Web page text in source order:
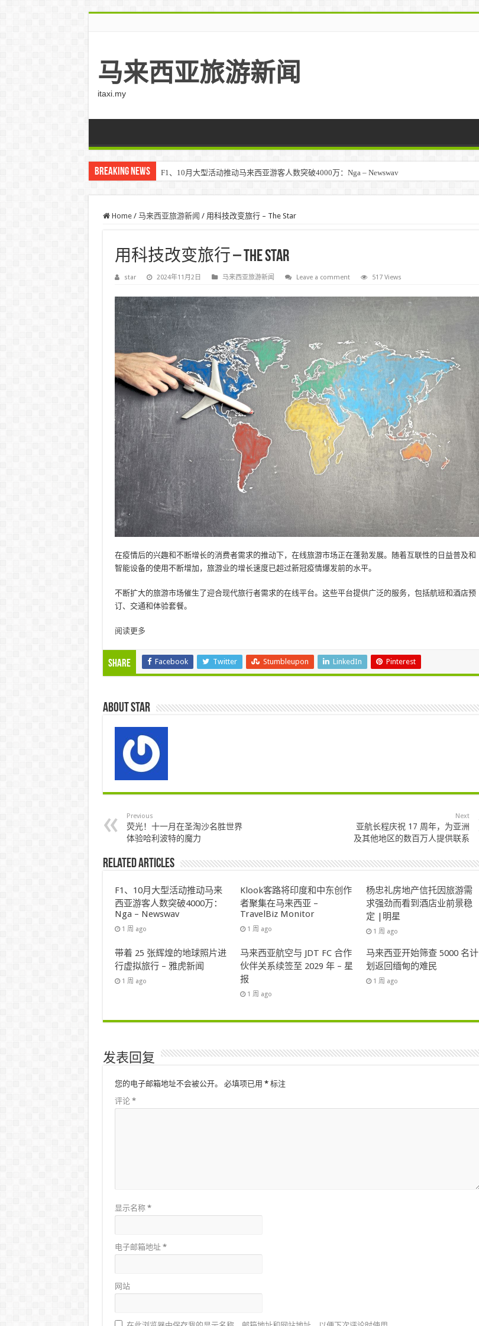
马来西亚旅游新闻
itaxi.my
Breaking News F1、10月大型活动推动马来西亚游客人数突破4000万：Nga – Newswav
Home / 马来西亚旅游新闻 / 用科技改变旅行 – The Star
用科技改变旅行 – The Star
star 2024年11月2日 马来西亚旅游新闻 Leave a comment 517 Views
在疫情后的兴趣和不断增长的消费者需求的推动下，在线旅游市场正在蓬勃发展。随着互联性的日益普及和
智能设备的使用不断增加，旅游业的增长速度已超过新冠疫情爆发前的水平。
不断扩大的旅游市场催生了迎合现代旅行者需求的在线平台。这些平台提供广泛的服务，包括航班和酒店预
订、交通和体验套餐。
阅读更多
Share Facebook Twitter Stumbleupon LinkedIn Pinterest
About star
Previous
荧光！十一月在圣淘沙名胜世界
体验哈利波特的魔力
Next
亚航长程庆祝 17 周年，为亚洲
及其他地区的数百万人提供联系
Related Articles
F1、10月大型活动推动马来
西亚游客人数突破4000万：
Nga – Newswav
1 周 ago
Klook客路将印度和中东创作
者聚集在马来西亚 –
TravelBiz Monitor
1 周 ago
杨忠礼房地产信托因旅游需
求强劲而看到酒店业前景稳
定 |明星
1 周 ago
带着 25 张辉煌的地球照片进
行虚拟旅行 – 雅虎新闻
1 周 ago
马来西亚航空与 JDT FC 合作
伙伴关系续签至 2029 年 – 星
报
1 周 ago
马来西亚开始筛查 5000 名计
划返回缅甸的难民
1 周 ago
发表回复
您的电子邮箱地址不会被公开。 必填项已用 *标注
评论 *
显示名称 *
电子邮箱地址 *
网站